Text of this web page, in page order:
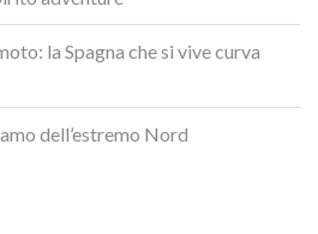
la Spagna che si vive curva
dell’estremo Nord